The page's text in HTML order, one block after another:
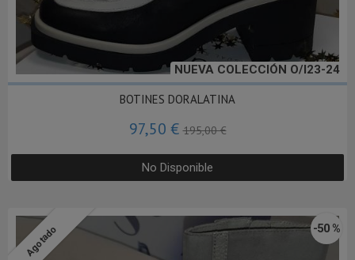
NUEVA COLECCIÓN O/I23-24
BOTINES DORALATINA
97,50 €195,00 €
No Disponible
Agotado -50 %